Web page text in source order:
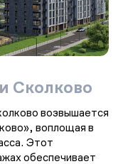
Сколково
возвышается
воплощая в
Этот
обеспечивает